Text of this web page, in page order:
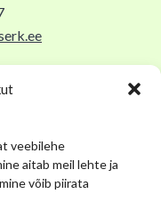
veebilehe
aitab meil lehte ja
võib piirata
19, Lõuna 12-12.30,
ja asjaajamiseks.